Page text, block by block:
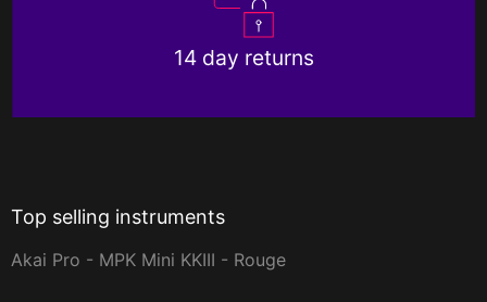
14 day returns
Top selling instruments
Akai Pro - MPK Mini KKIII - Rouge